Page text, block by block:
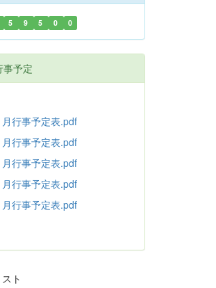
5 9 5 0 0
事予定
行事予定表.pdf
行事予定表.pdf
行事予定表.pdf
行事予定表.pdf
行事予定表.pdf
ト